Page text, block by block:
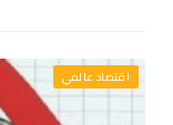
اقتصاد عالمي